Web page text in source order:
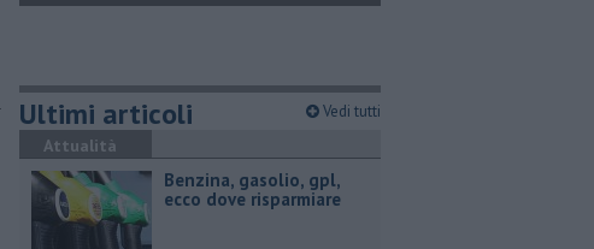
Ultimi articoli Vedi tutti
Attualità
​Benzina, gasolio, gpl,
ecco dove risparmiare